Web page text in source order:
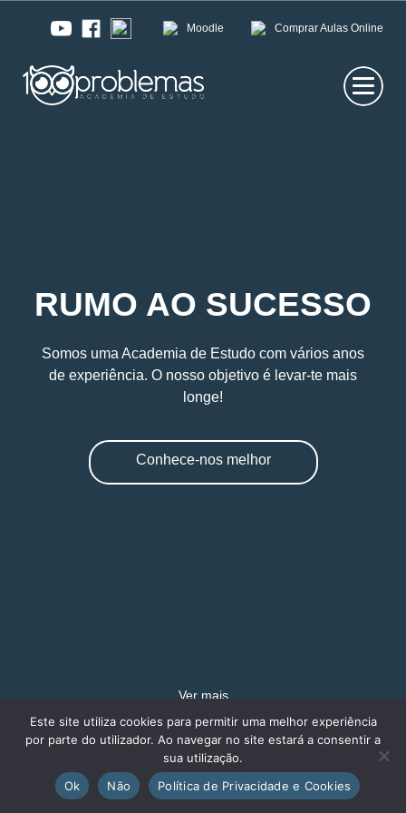
Moodle Comprar Aulas Online
RUMO AO SUCESSO
Somos uma Academia de Estudo com vários anos
de experiência. O nosso objetivo é levar-te mais
longe!
Conhece-nos melhor
Ver mais
Este site utiliza cookies para permitir uma melhor experiência
por parte do utilizador. Ao navegar no site estará a consentir a
sua utilização.
Ok
Não Política de Privacidade e Cookies